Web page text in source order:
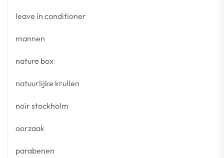
leave in conditioner
mannen
nature box
natuurlijke krullen
noir stockholm
oorzaak
parabenen